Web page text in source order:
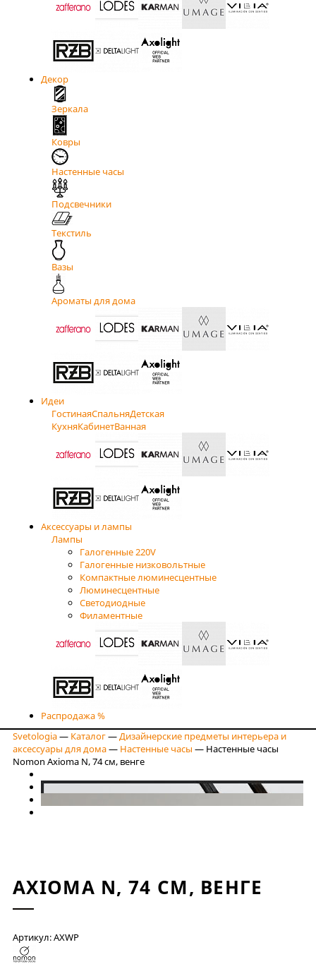
Декор
Зеркала
Ковры
Настенные часы
Подсвечники
Текстиль
Вазы
Ароматы для дома
Идеи
ГостинаяСпальняДетская
КухняКабинетВанная
Аксессуары и лампы
Лампы
Галогенные 220V
Галогенные низковольтные
Компактные люминесцентные
Люминесцентные
Светодиодные
Филаментные
Распродажа %
Svetologia— Каталог— Дизайнерские предметы интерьера и
аксессуары для дома— Настенные часы — Настенные часы
Nomon Axioma N, 74 см, венге
AXIOMA N, 74 СМ, ВЕНГЕ
Артикул: AXWP